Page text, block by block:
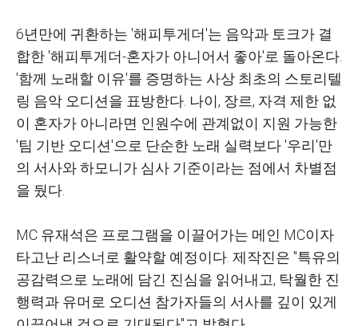
6년만에 귀환하는 '해피투게더'는 음악과 토크가 결
합한 '해피투게더-혼자가 아니어서 좋아'로 돌아온다.
'함께 노래할 이유'를 증명하는 사상 최초의 스토리텔
링 음악 오디션을 표방한다. 나이, 장르, 자격 제한 없
이 혼자가 아니라면 인원수에 관계없이 지원 가능한
'팀 기반 오디션'으로 단순한 노래 실력보다 '우리'만
의 서사와 하모니가 심사 기준이라는 점에서 차별점
을 뒀다.
MC 유재석은 프로그램을 이끌어가는 메인 MC이자
타고난 리스너로 활약할 예정이다. 제작진은 "특유의
공감력으로 노래에 담긴 진심을 읽어내고, 탁월한 진
행력과 유머로 오디션 참가자들의 서사를 깊이 있게